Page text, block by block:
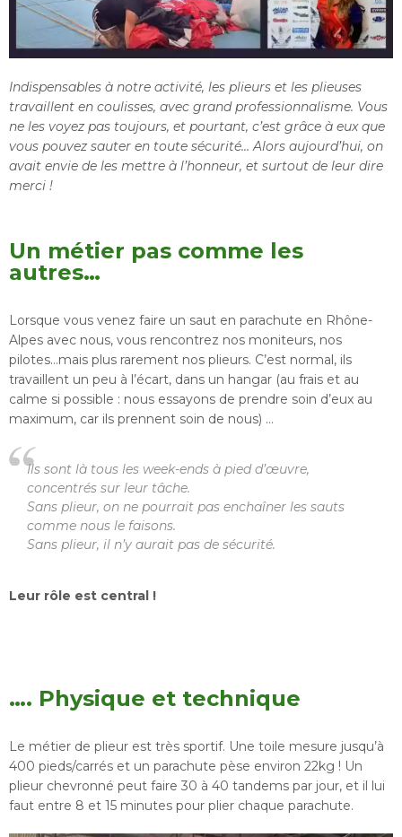
Indispensables à notre activité, les plieurs et les plieuses
travaillent en coulisses, avec grand professionnalisme. Vous
ne les voyez pas toujours, et pourtant, c’est grâce à eux que
vous pouvez sauter en toute sécurité… Alors aujourd’hui, on
avait envie de les mettre à l’honneur, et surtout de leur dire
merci !
Un métier pas comme les
autres…
Lorsque vous venez faire un saut en parachute en Rhône-
Alpes avec nous, vous rencontrez nos moniteurs, nos
pilotes…mais plus rarement nos plieurs. C’est normal, ils
travaillent un peu à l’écart, dans un hangar (au frais et au
calme si possible : nous essayons de prendre soin d’eux au
maximum, car ils prennent soin de nous) …
Ils sont là tous les week-ends à pied d’œuvre,
concentrés sur leur tâche.
Sans plieur, on ne pourrait pas enchaîner les sauts
comme nous le faisons.
Sans plieur, il n’y aurait pas de sécurité.
Leur rôle est central !
…. Physique et technique
Le métier de plieur est très sportif. Une toile mesure jusqu’à
400 pieds/carrés et un parachute pèse environ 22kg ! Un
plieur chevronné peut faire 30 à 40 tandems par jour, et il lui
faut entre 8 et 15 minutes pour plier chaque parachute.